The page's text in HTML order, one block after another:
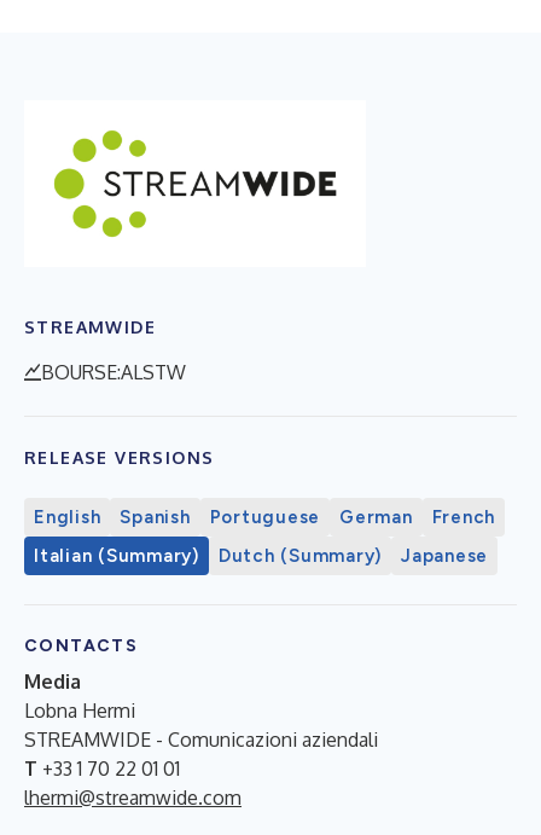
STREAMWIDE
BOURSE:ALSTW
RELEASE VERSIONS
English Spanish Portuguese German
French
Italian (Summary)
Dutch (Summary) Japanese
CONTACTS
Media
Lobna Hermi
STREAMWIDE - Comunicazioni aziendali
T +33 1 70 22 01 01
lhermi@streamwide.com